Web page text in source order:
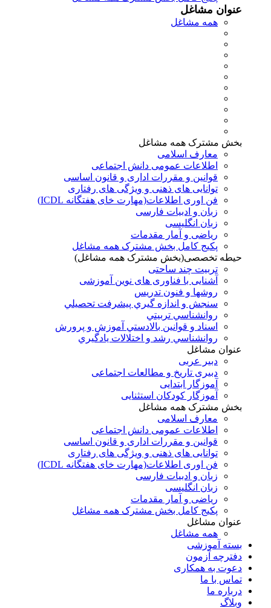
عنوان مشاغل
همه مشاغل
بخش مشترک همه مشاغل
معارف اسلامی
اطلاعات عمومی دانش اجتماعی
قوانین و مقررات اداری و قانون اساسی
توانایی های ذهنی و ویژگی های رفتاری
فن اوری اطلاعات(مهارت خای هفتگانه ICDL)
زبان و ادبیات فارسی
زبان انگلیسی
ریاضی و آمار مقدمات
پکیج کامل بخش مشترک همه مشاغل
حیطه تخصصی(بخش مشترک همه مشاغل)
تربیت چند ساحتی
آشنایی با فناوری های نوین آموزشی
روشها و فنون تدريس
سنجش و اندازه گيري پيشرفت تحصيلي
روانشناسي تربيتي
اسناد و قوانين بالادستي آموزش و پرورش
روانشناسي رشد و اختلالات يادگيري
عنوان مشاغل
دبير عربی
دبیری تاریخ و مطالعات اجتماعی
آموزگار ابتدایی
آموزگار کودکان استثنایی
بخش مشترک همه مشاغل
معارف اسلامی
اطلاعات عمومی دانش اجتماعی
قوانین و مقررات اداری و قانون اساسی
توانایی های ذهنی و ویژگی های رفتاری
فن اوری اطلاعات(مهارت خای هفتگانه ICDL)
زبان و ادبیات فارسی
زبان انگلیسی
ریاضی و آمار مقدمات
پکیج کامل بخش مشترک همه مشاغل
عنوان مشاغل
همه مشاغل
بسته آموزشی
دفترچه آزمون
دعوت به همکاری
تماس با ما
درباره ما
وبلاگ